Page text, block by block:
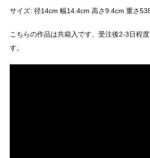
サイズ: 径14cm 幅14.4cm 高さ9.4cm 重さ
こちらの作品は共箱入です、受注後2-3日程
す。